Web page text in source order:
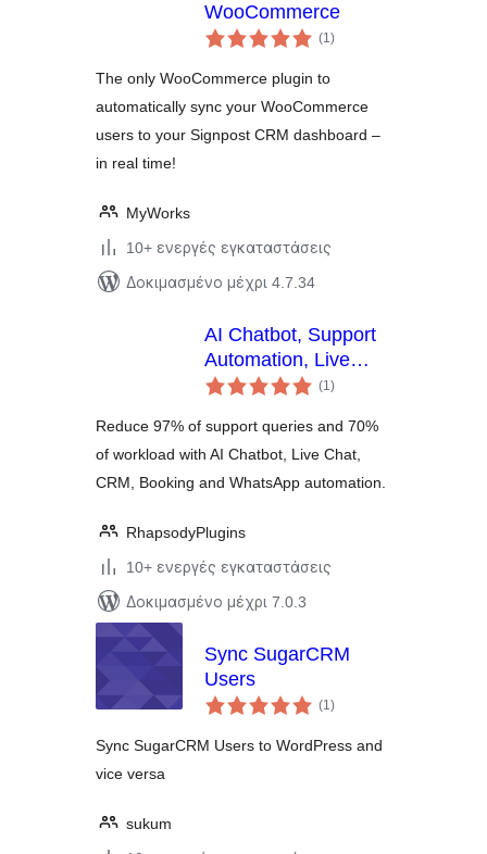
WooCommerce
(1αξιολογήσεις
σύνολο
)
The only WooCommerce plugin to
automatically sync your WooCommerce
users to your Signpost CRM dashboard –
in real time!
MyWorks
10+ ενεργές εγκαταστάσεις
Δοκιμασμένο μέχρι 4.7.34
AI Chatbot, Support
Automation, Live
Chat, Social
& CRM Solution –
Helpmate
(1αξιολογήσεις
σύνολο
)
Reduce 97% of support queries and 70%
of workload with AI Chatbot, Live Chat,
CRM, Booking and WhatsApp automation.
RhapsodyPlugins
10+ ενεργές εγκαταστάσεις
Δοκιμασμένο μέχρι 7.0.3
Sync SugarCRM
Users
(1αξιολογήσεις
σύνολο
)
Sync SugarCRM Users to WordPress and
vice versa
sukum